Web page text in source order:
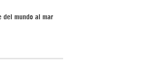
del mundo al mar